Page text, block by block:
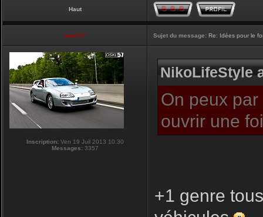
Haut
touti-17 Sujet du message: Re: Idées pour le
Inscription: Ven 19 Juil 2013 10:30
Messages: 3357
NikoLifeStyle
On peux
ouvrir une
+1 genre